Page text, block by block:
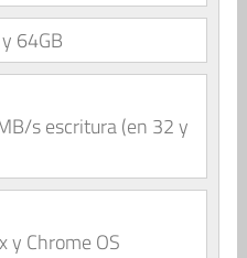
64GB
s escritura (en 32 y
y Chrome OS